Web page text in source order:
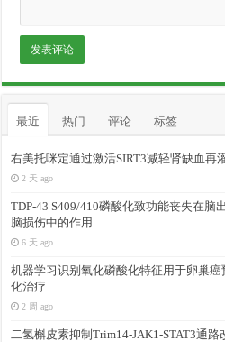
最近 热门 评论 标签
右美托咪定通过激活SIRT3减轻肾缺血再
2 天 ago
TDP-43 S409/410磷酸化致功能丧失在脑
脑损伤中的作用
6 天 ago
机器学习识别氧化磷酸化特征用于卵巢癌
化治疗
2 周 ago
二氢槲皮素抑制Trim14-JAK1-STAT3通路